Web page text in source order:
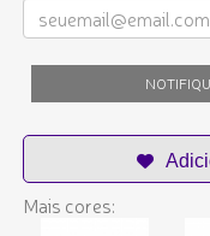
Mais cores: